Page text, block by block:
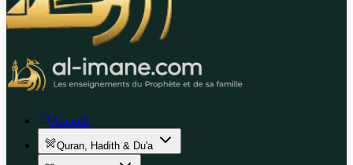
Accueil
Quran, Hadith & Du'a